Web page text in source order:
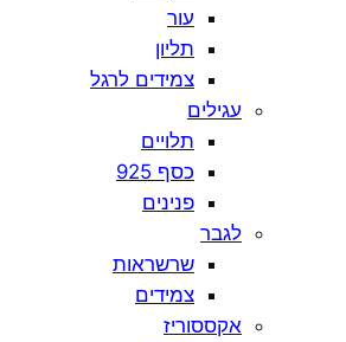
עור
תליון
צמידים לרגל
עגילים
תלויים
כסף 925
פנינים
לגבר
שרשראות
צמידים
אקססוריז